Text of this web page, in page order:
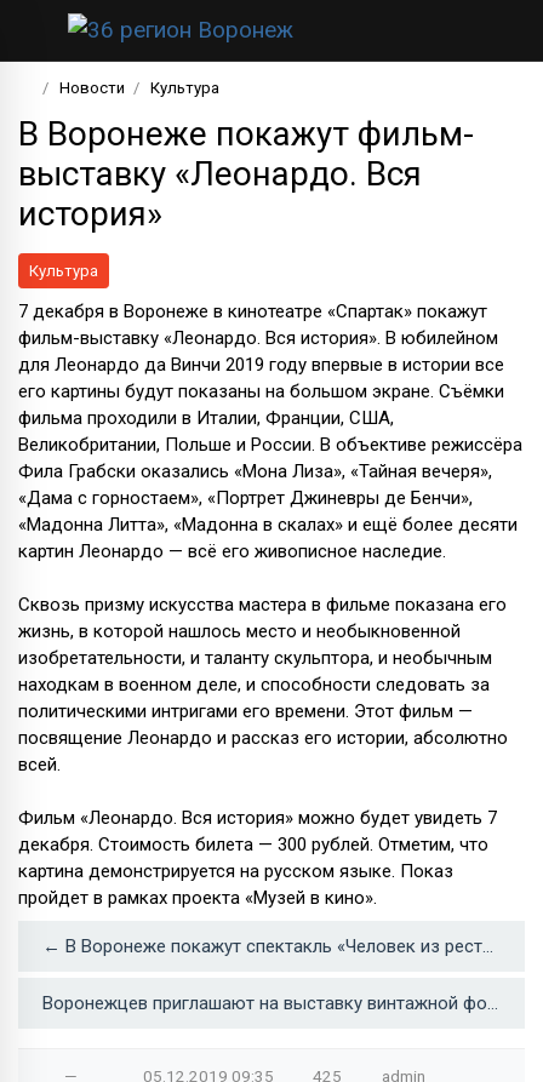
Новости Культура
В Воронеже покажут фильм-
выставку «Леонардо. Вся
история»
Культура
7 декабря в Воронеже в кинотеатре «Спартак» покажут
фильм-выставку «Леонардо. Вся история». В юбилейном
для Леонардо да Винчи 2019 году впервые в истории все
его картины будут показаны на большом экране. Съёмки
фильма проходили в Италии, Франции, США,
Великобритании, Польше и России. В объективе режиссёра
Фила Грабски оказались «Мона Лиза», «Тайная вечеря»,
«Дама с горностаем», «Портрет Джиневры де Бенчи»,
«Мадонна Литта», «Мадонна в скалах» и ещё более десяти
картин Леонардо — всё его живописное наследие.
Сквозь призму искусства мастера в фильме показана его
жизнь, в которой нашлось место и необыкновенной
изобретательности, и таланту скульптора, и необычным
находкам в военном деле, и способности следовать за
политическими интригами его времени. Этот фильм —
посвящение Леонардо и рассказ его истории, абсолютно
всей.
Фильм «Леонардо. Вся история» можно будет увидеть 7
декабря. Стоимость билета — 300 рублей. Отметим, что
картина демонстрируется на русском языке. Показ
пройдет в рамках проекта «Музей в кино».
← В Воронеже покажут спектакль «Человек из ресторана» с Константином Райкиным в главной роли
Воронежцев приглашают на выставку винтажной фототехники →
— 05.12.2019 09:35 425 admin